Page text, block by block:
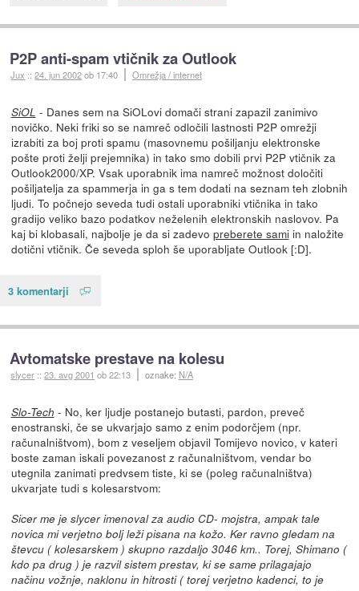
P2P anti-spam vtičnik za Outlook
Jux ::24. jun 2002ob 17:40 Omrežja / internet
SiOL - Danes sem na SiOLovi domači strani zapazil zanimivo
novičko. Neki friki so se namreč odločili lastnosti P2P omrežji
izrabiti za boj proti spamu (masovnemu pošiljanju elektronske
pošte proti želji prejemnika) in tako smo dobili prvi P2P vtičnik za
Outlook2000/XP. Vsak uporabnik ima namreč možnost določiti
pošiljatelja za spammerja in ga s tem dodati na seznam teh zlobnih
ljudi. To počnejo seveda tudi ostali uporabniki vtičnika in tako
gradijo veliko bazo podatkov neželenih elektronskih naslovov. Pa
kaj bi klobasali, najbolje je da si zadevo preberete samiin naložite
dotični vtičnik. Če seveda sploh še uporabljate Outlook [:D].
3 komentarji
Avtomatske prestave na kolesu
slycer ::23. avg 2001 ob 22:13 oznake: N/A
Slo-Tech - No, ker ljudje postanejo butasti, pardon, preveč
enostranski, če se ukvarjajo samo z enim podorčjem (npr.
računalništvom), bom z veseljem objavil Tomijevo novico, v kateri
boste zaman iskali povezanost z računalništvom, vendar bo
utegnila zanimati predvsem tiste, ki se (poleg računalništva)
ukvarjate tudi s kolesarstvom:
Sicer me je slycer imenoval za audio CD- mojstra, ampak tale
novica mi verjetno bolj leži pisana na kožo. Ker ravno gledam na
števcu ( kolesarskem ) skupno razdaljo 3046 km.. Torej, Shimano (
kdo pa drug ) je razvil sistem prestav, ki se same prilagajajo
načinu vožnje, naklonu in hitrosti ( torej verjetno kadenci, to je